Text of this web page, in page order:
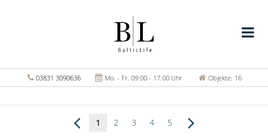
03831 3090636 Mo. - Fr. 09:00 - 17.00 Uhr Objekte: 16
1 2 3 4 5